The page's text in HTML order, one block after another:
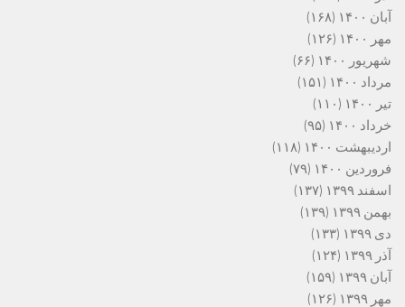
آبان ۱۴۰۰
(۱۶۸)
مهر ۱۴۰۰
(۱۲۶)
شهریور ۱۴۰۰
(۶۶)
مرداد ۱۴۰۰
(۱۵۱)
تیر ۱۴۰۰
(۱۱۰)
خرداد ۱۴۰۰
(۹۵)
اردیبهشت ۱۴۰۰
(۱۱۸)
فروردین ۱۴۰۰
(۷۹)
اسفند ۱۳۹۹
(۱۳۷)
بهمن ۱۳۹۹
(۱۳۹)
دی ۱۳۹۹
(۱۳۳)
آذر ۱۳۹۹
(۱۲۴)
آبان ۱۳۹۹
(۱۵۹)
مهر ۱۳۹۹
(۱۲۶)